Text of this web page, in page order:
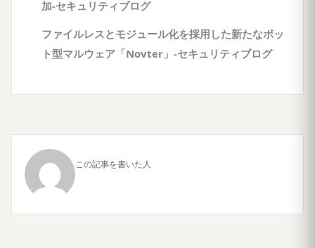
加-セキュリティブログ
ファイルレスとモジュール化を採用した新たなボッ
ト型マルウェア「Novter」-セキュリティブログ
この記事を書いた人